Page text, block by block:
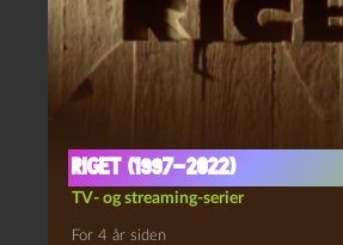
Riget (1997-2022)
TV- og streaming-serier
For 4 år siden